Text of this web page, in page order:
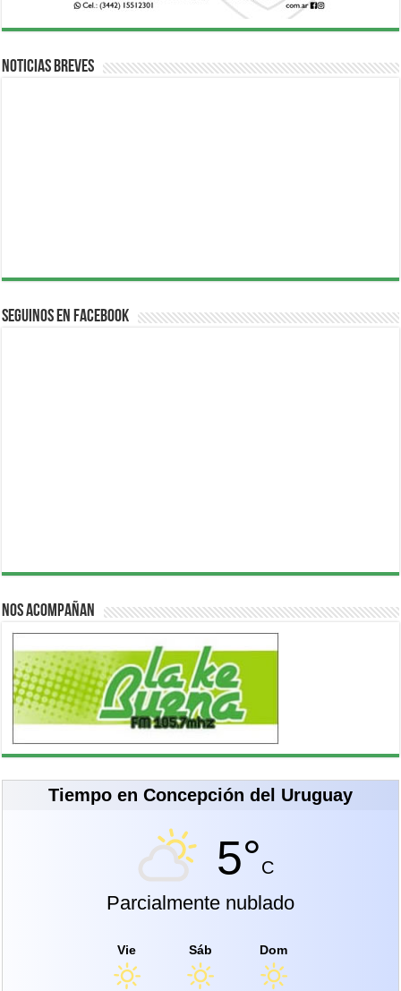
Noticias breves
Seguinos en Facebook
Nos acompañan
Tiempo en Concepción del Uruguay
5°C
Parcialmente nublado
Vie Sáb Dom